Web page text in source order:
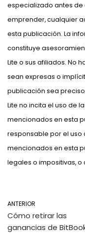
especializado antes
emprender, cualquier
esta publicación. La
constituye
Lite o sus afiliados. No
sean expresas o
publicación sea
Lite no incita el uso de
mencionados en esta
responsable por el
mencionados en esta
legales o impositivas,
ANTERIOR
Cómo retirar las
ganancias de